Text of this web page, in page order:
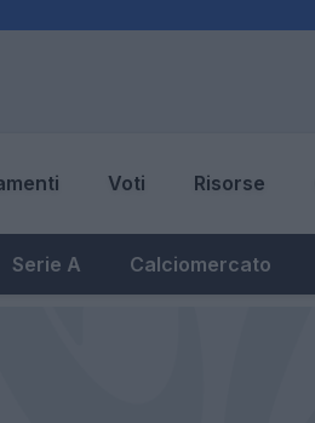
Voti Risorse
Serie A Calciomercato